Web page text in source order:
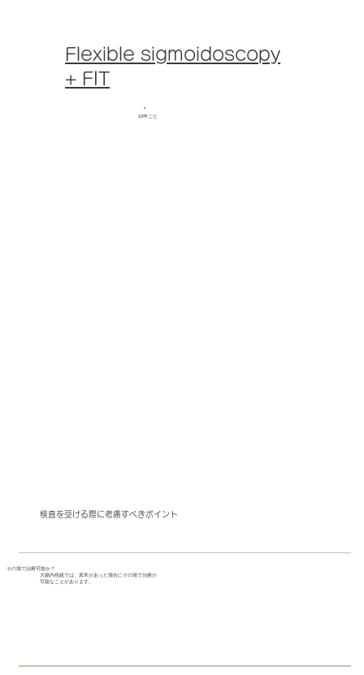
Flexible sigmoidoscopy
+ FIT
10年ごと
検査を受ける際に考慮すべきポイント
その場で治療可能か？
大腸内視鏡では、異常があった場合にその場で治療が
可能なことがあります。